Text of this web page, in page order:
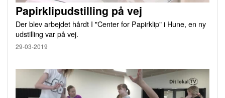
Papirklipudstilling på vej
Der blev arbejdet hårdt I "Center for Papirklip" i Hune, en ny
udstilling var på vej.
29-03-2019